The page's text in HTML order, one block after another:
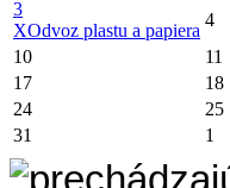
3
XOdvoz plastu a papiera
4
10
11
17
18
24
25
31
1